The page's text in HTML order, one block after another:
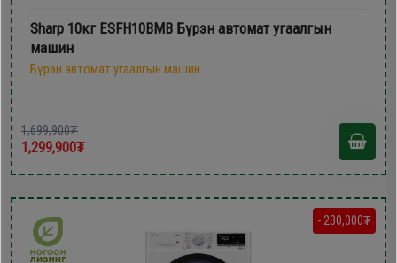
Sharp 10кг ESFH10BMB Бүрэн автомат угаалгын
машин
Бүрэн автомат угаалгын машин
1,699,900₮
1,299,900₮
- 230,000₮